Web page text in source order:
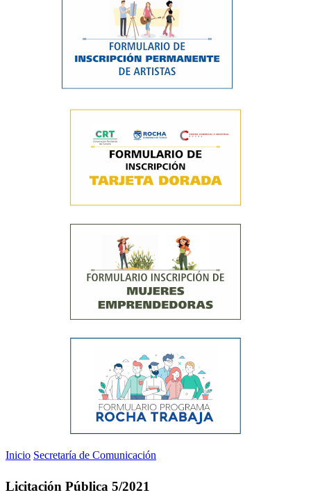
Inicio Secretaría de Comunicación
Licitación Pública 5/2021